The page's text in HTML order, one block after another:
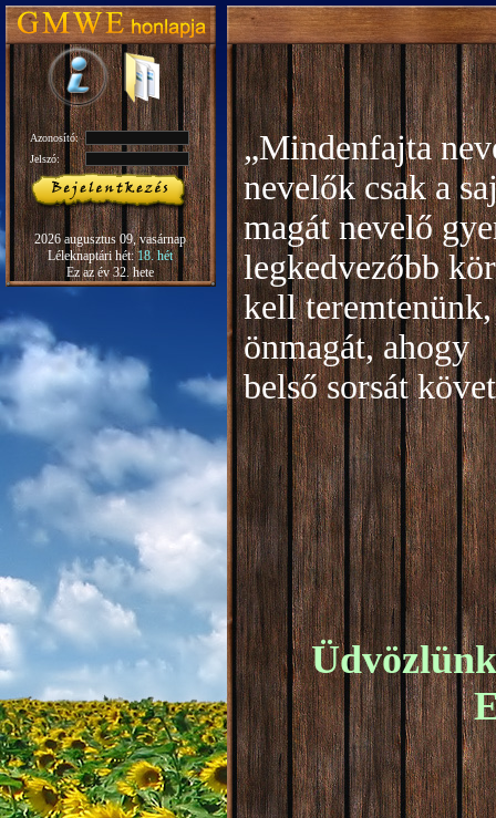
Azonosító:
Jelszó:
2026 augusztus 09, vasárnap
Léleknaptári hét:18. hét
Ez az év 32. hete
„Mindenfajta
nevelők csak a
magát nevelő
legkedvezőbb
kell
önmagát, ahogy
belső sorsát